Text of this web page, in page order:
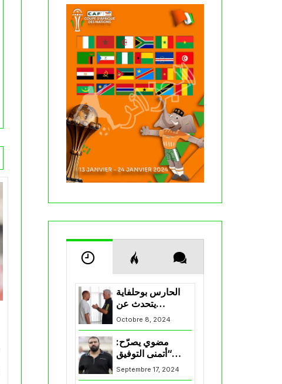
الحارس بوحلفاية
يتحدث عن
طموحاته مع
المنتخب و شباب
قسنطينة
Octobre 8, 2024
مضوي يصرّح:
“أتمنى التوفيق
لممثلي الكرة
الجزائرية في
Septembre 17, 2024